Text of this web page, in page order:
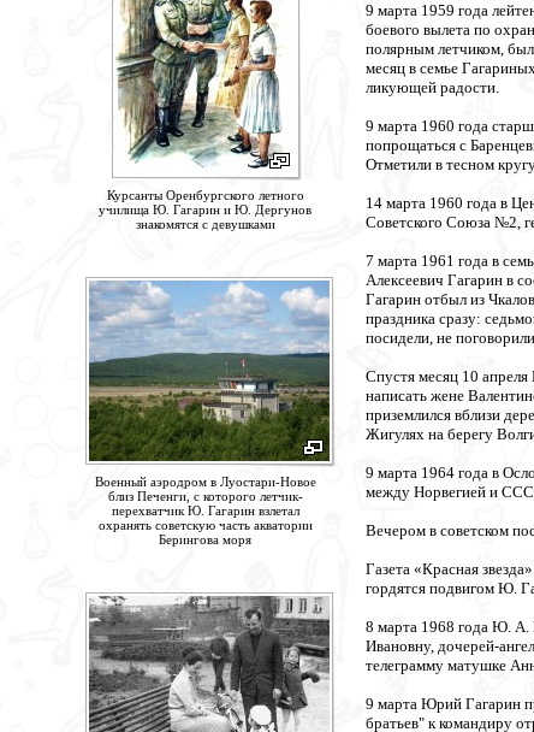
Курсанты Оренбургского летного
училища Ю. Гагарин и Ю. Дергунов
знакомятся с девушками
Военный аэродром в Луостари-Новое
близ Печенги, с которого летчик-
перехватчик Ю. Гагарин взлетал
охранять советскую часть акватории
Берингова моря
9 марта 1959 года
боевого вылета по
полярным летчиком,
месяц в семье
ликующей радости.
9 марта 1960 года
попрощаться с
Отметили в тесном
14 марта 1960 года в
Советского Союза №2,
7 марта 1961 года в
Алексеевич Гагарин в
Гагарин отбыл из
праздника сразу:
посидели, не
Спустя месяц 10
написать жене
приземлился вблизи
Жигулях на берегу
9 марта 1964 года в
между Норвегией и
Вечером в советском
Газета «Красная
гордятся подвигом Ю.
8 марта 1968 года Ю. А.
Ивановну, дочерей-
телеграмму матушке
9 марта Юрий Гагарин
братьев" к командиру